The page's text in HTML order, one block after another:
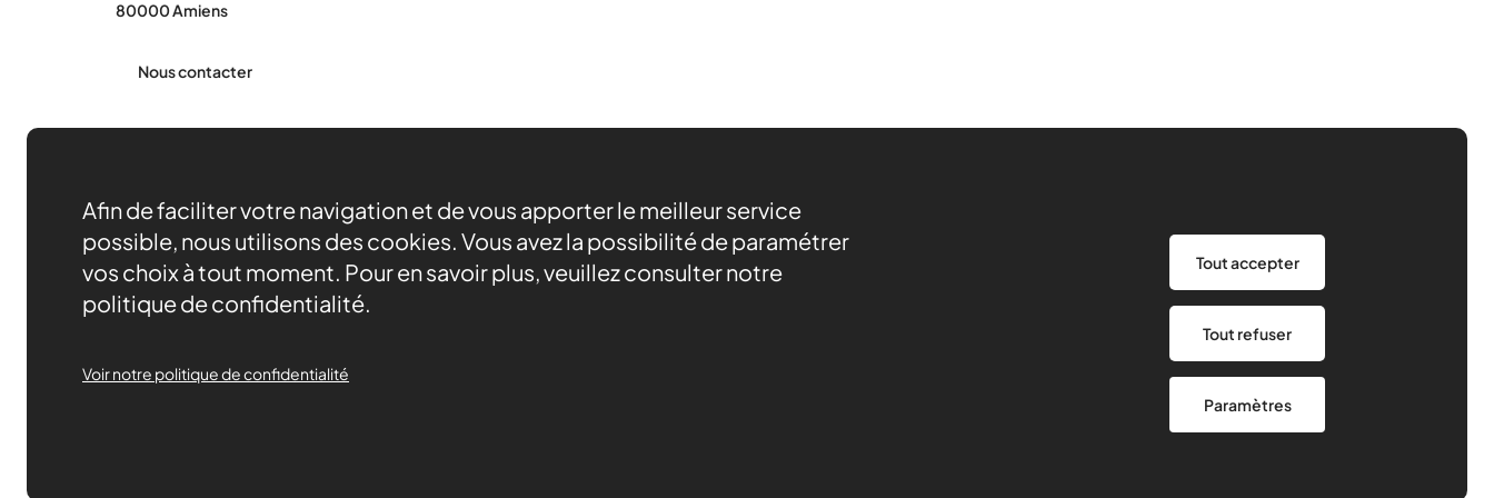
80000 Amiens
Nous contacter
Nos ressources
Nos ambitions
Actualités
Agenda
Cartographie
Afin de faciliter votre navigation et de vous apporter le meilleur service
possible, nous utilisons des cookies. Vous avez la possibilité de paramétrer
vos choix à tout moment. Pour en savoir plus, veuillez consulter notre
politique de confidentialité.
Tout accepter
Tout refuser
Paramètres
Voir notre politique de confidentialité